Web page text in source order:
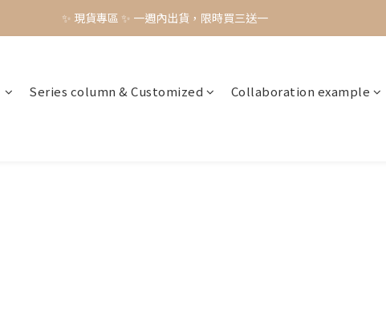
✨ 現貨專區 ✨ 一週內出貨，限時買三送一
✨ 現貨專區 ✨ 一週內出貨，限時買三送一
✨ 現貨專區 ✨ 一週內出貨，限時買三送一
Series column & Customized Collaboration example